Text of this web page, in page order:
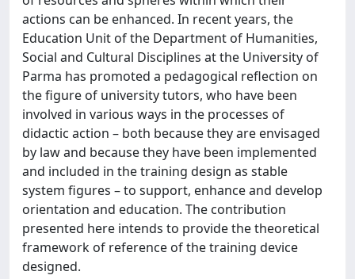
actions can be enhanced. In recent years, the
Education Unit of the Department of Humanities,
Social and Cultural Disciplines at the University of
Parma has promoted a pedagogical reflection on
the figure of university tutors, who have been
involved in various ways in the processes of
didactic action – both because they are envisaged
by law and because they have been implemented
and included in the training design as stable
system figures – to support, enhance and develop
orientation and education. The contribution
presented here intends to provide the theoretical
framework of reference of the training device
designed.